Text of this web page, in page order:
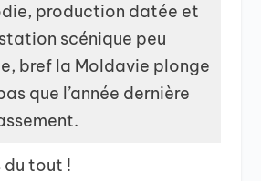
production datée et
scénique peu
bref la Moldavie plonge
que l’année dernière
du tout !